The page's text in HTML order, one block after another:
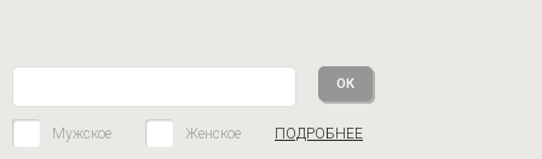
Мужское Женское ПОДРОБНЕЕ